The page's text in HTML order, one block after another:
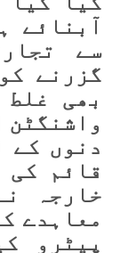
سے
گزرنے
بھی
دنوں کے
قائم کی
خارجہ
معاہدے
پیٹرو